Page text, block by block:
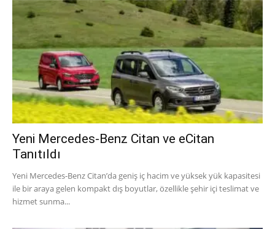
Yeni Mercedes-Benz Citan ve eCitan
Tanıtıldı
Yeni Mercedes-Benz Citan’da geniş iç hacim ve yüksek yük kapasitesi
ile bir araya gelen kompakt dış boyutlar, özellikle şehir içi teslimat ve
hizmet sunma...